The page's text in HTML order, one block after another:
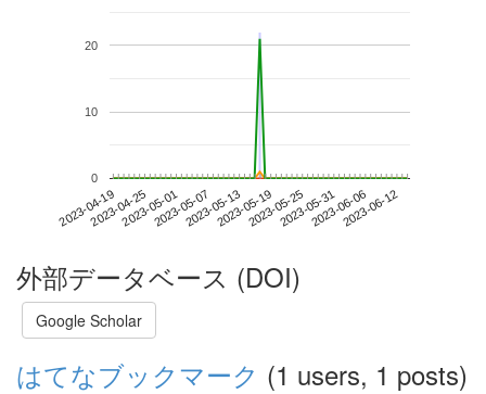
2023-04-192023-04-252023-05-012023-05-072023-05-132023-05-192023-05-252023-05-312023-06-062023-06-12
0
10
20
外部データベース (DOI)
Google Scholar
はてなブックマーク (1 users, 1 posts)